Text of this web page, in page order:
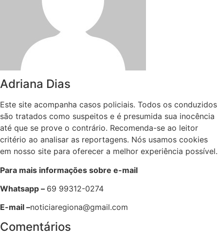
Adriana Dias
Este site acompanha casos policiais. Todos os conduzidos
são tratados como suspeitos e é presumida sua inocência
até que se prove o contrário. Recomenda-se ao leitor
critério ao analisar as reportagens. Nós usamos cookies
em nosso site para oferecer a melhor experiência possível.
Para mais informações sobre e-mail
Whatsapp – 69 99312-0274
E-mail –noticiaregiona@gmail.com
Comentários